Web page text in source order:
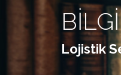
Lojistik